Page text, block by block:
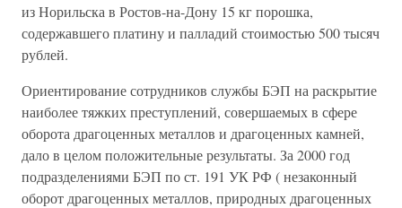
из Норильска в Ростов-на-Дону 15 кг порошка,
содержавшего платину и палладий стоимостью 500 тысяч
рублей.
Ориентирование сотрудников службы БЭП на раскрытие
наиболее тяжких преступлений, совершаемых в сфере
оборота драгоценных металлов и драгоценных камней,
дало в целом положительные результаты. За 2000 год
подразделениями БЭП по ст. 191 УК РФ ( незаконный
оборот драгоценных металлов, природных драгоценных